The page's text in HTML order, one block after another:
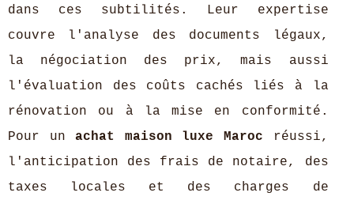
dans ces subtilités. Leur expertise
couvre l'analyse des documents légaux,
la négociation des prix, mais aussi
l'évaluation des coûts cachés liés à la
rénovation ou à la mise en conformité.
Pour unachat maison luxe Maroc réussi,
l'anticipation des frais de notaire, des
taxes locales et des charges de